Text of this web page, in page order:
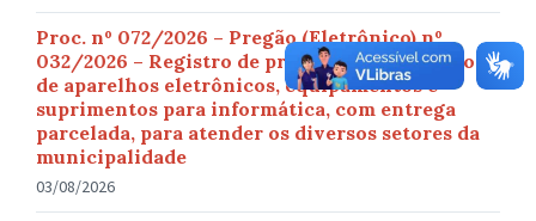
Proc. nº 072/2026 – Pregão (Eletrônico) nº
032/2026 – Registro de preços para aquisição
de aparelhos eletrônicos, equipamentos e
suprimentos para informática, com entrega
parcelada, para atender os diversos setores da
municipalidade
03/08/2026